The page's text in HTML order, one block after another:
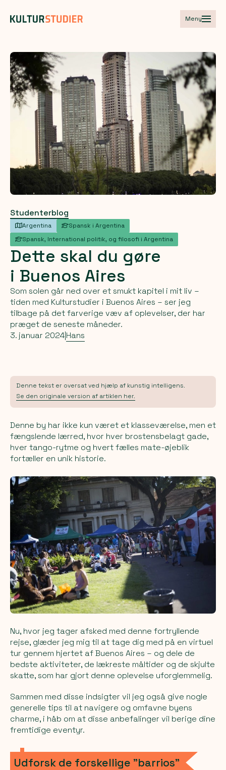
Meny
Studenterblog
Argentina
Spansk i Argentina
Spansk, International politik, og filosofi i Argentina
Dette skal du gøre
i Buenos Aires
Som solen går ned over et smukt kapitel i mit liv –
tiden med Kulturstudier i Buenos Aires – ser jeg
tilbage på det farverige væv af oplevelser, der har
præget de seneste måneder.
3. januar 2024|Hans
Denne tekst er oversat ved hjælp af kunstig intelligens.
Se den originale version af artiklen her.
Denne by har ikke kun været et klasseværelse, men et
fængslende lærred, hvor hver brostensbelagt gade,
hver tango-rytme og hvert fælles mate-øjeblik
fortæller en unik historie.
Nu, hvor jeg tager afsked med denne fortryllende
rejse, glæder jeg mig til at tage dig med på en virtuel
tur gennem hjertet af Buenos Aires – og dele de
bedste aktiviteter, de lækreste måltider og de skjulte
skatte, som har gjort denne oplevelse uforglemmelig.
Sammen med disse indsigter vil jeg også give nogle
generelle tips til at navigere og omfavne byens
charme, i håb om at disse anbefalinger vil berige dine
fremtidige eventyr.
Udforsk de forskellige "barrios"